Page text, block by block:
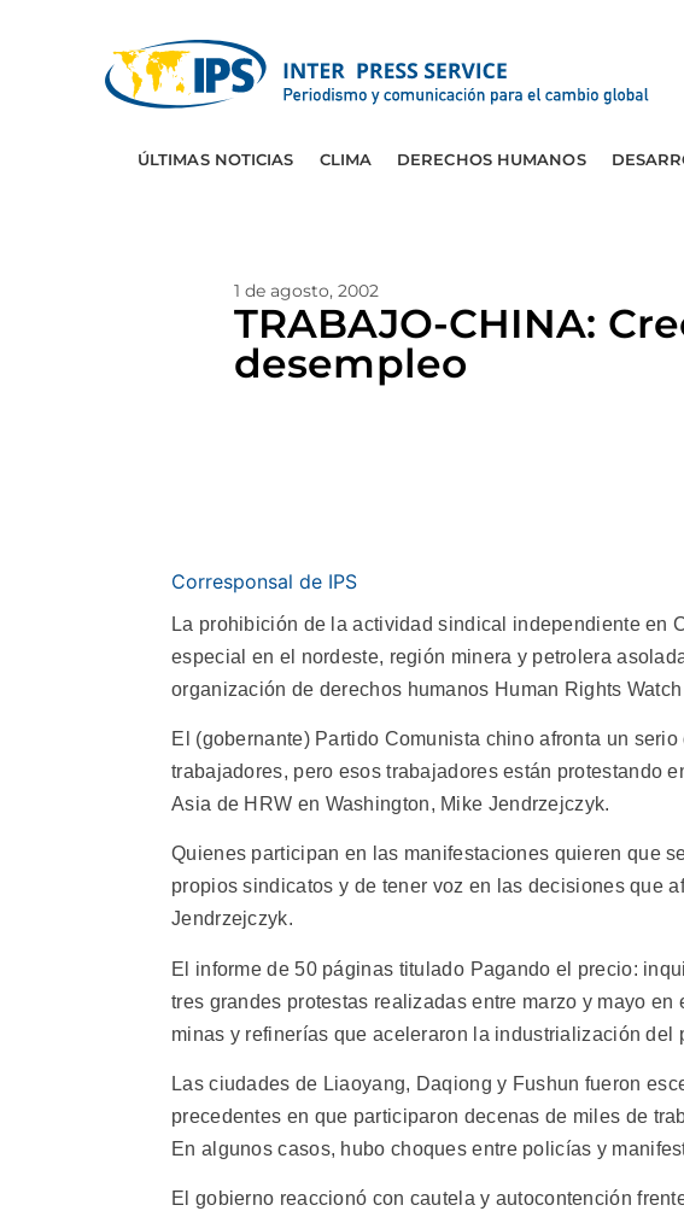
ÚLTIMAS NOTICIAS CLIMA DERECHOS HUMANOS
1 de agosto, 2002
TRABAJO-CHINA:
desempleo
Corresponsal de IPS
La prohibición de la actividad sindical independiente en
especial en el nordeste, región minera y petrolera
organización de derechos humanos Human Rights
El (gobernante) Partido Comunista chino afronta un
trabajadores, pero esos trabajadores están protestando
Asia de HRW en Washington, Mike Jendrzejczyk.
Quienes participan en las manifestaciones quieren que
propios sindicatos y de tener voz en las decisiones que
Jendrzejczyk.
El informe de 50 páginas titulado Pagando el precio:
tres grandes protestas realizadas entre marzo y mayo
minas y refinerías que aceleraron la industrialización del
Las ciudades de Liaoyang, Daqiong y Fushun fueron
precedentes en que participaron decenas de miles de
En algunos casos, hubo choques entre policías y
El gobierno reaccionó con cautela y autocontención